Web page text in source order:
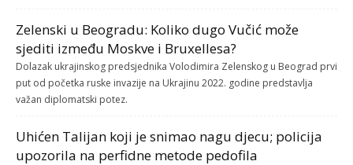
Zelenski u Beogradu: Koliko dugo Vučić može
sjediti između Moskve i Bruxellesa?
Dolazak ukrajinskog predsjednika Volodimira Zelenskog u Beograd prvi
put od početka ruske invazije na Ukrajinu 2022. godine predstavlja
važan diplomatski potez.
Uhićen Talijan koji je snimao nagu djecu; policija
upozorila na perfidne metode pedofila